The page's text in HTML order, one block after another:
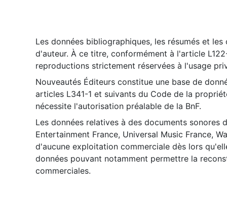
Les données bibliographiques, les résumés et
d'auteur. À ce titre, conformément à l'article
reproductions strictement réservées à l'usage
Nouveautés Éditeurs constitue une base de
articles L341-1 et suivants du Code de la
nécessite l'autorisation préalable de la BnF.
Les données relatives à des documents sonores
Entertainment France, Universal Music France,
d'aucune exploitation commerciale dès lors
données pouvant notamment permettre la
commerciales.